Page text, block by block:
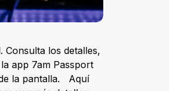
Consulta los detalles,
app 7am Passport
la pantalla. Aquí